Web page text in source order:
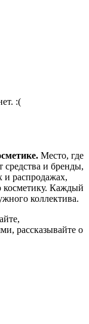
:(
Место, где
и бренды,
и распродажах,
косметику. Каждый
коллектива.
рассказывайте о